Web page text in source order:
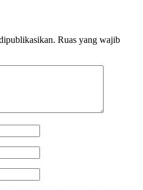
Ruas yang wajib